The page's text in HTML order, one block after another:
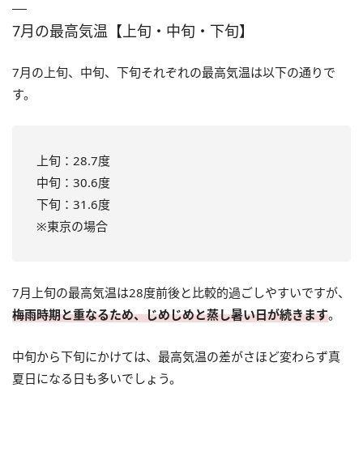
7月の最高気温【上旬・中旬・下旬】
7月の上旬、中旬、下旬それぞれの最高気温は以下の通りで
す。
上旬：28.7度
中旬：30.6度
下旬：31.6度
※東京の場合
7月上旬の最高気温は28度前後と比較的過ごしやすいですが、
梅雨時期と重なるため、じめじめと蒸し暑い日が続きます。
中旬から下旬にかけては、最高気温の差がさほど変わらず真
夏日になる日も多いでしょう。